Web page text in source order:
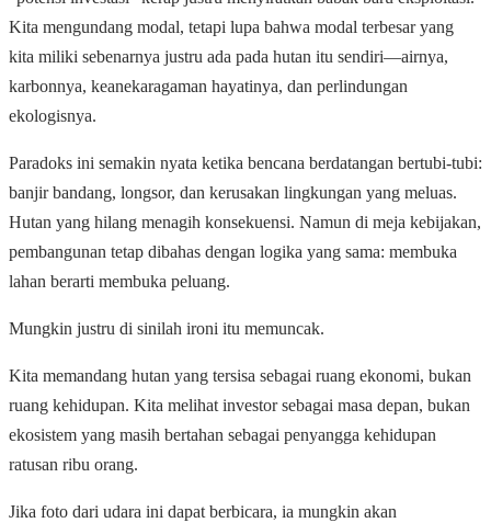
Kita mengundang modal, tetapi lupa bahwa modal terbesar yang
kita miliki sebenarnya justru ada pada hutan itu sendiri—airnya,
karbonnya, keanekaragaman hayatinya, dan perlindungan
ekologisnya.
Paradoks ini semakin nyata ketika bencana berdatangan bertubi-tubi:
banjir bandang, longsor, dan kerusakan lingkungan yang meluas.
Hutan yang hilang menagih konsekuensi. Namun di meja kebijakan,
pembangunan tetap dibahas dengan logika yang sama: membuka
lahan berarti membuka peluang.
Mungkin justru di sinilah ironi itu memuncak.
Kita memandang hutan yang tersisa sebagai ruang ekonomi, bukan
ruang kehidupan. Kita melihat investor sebagai masa depan, bukan
ekosistem yang masih bertahan sebagai penyangga kehidupan
ratusan ribu orang.
Jika foto dari udara ini dapat berbicara, ia mungkin akan